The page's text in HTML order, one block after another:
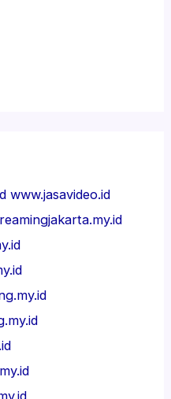
www.jasavideo.id